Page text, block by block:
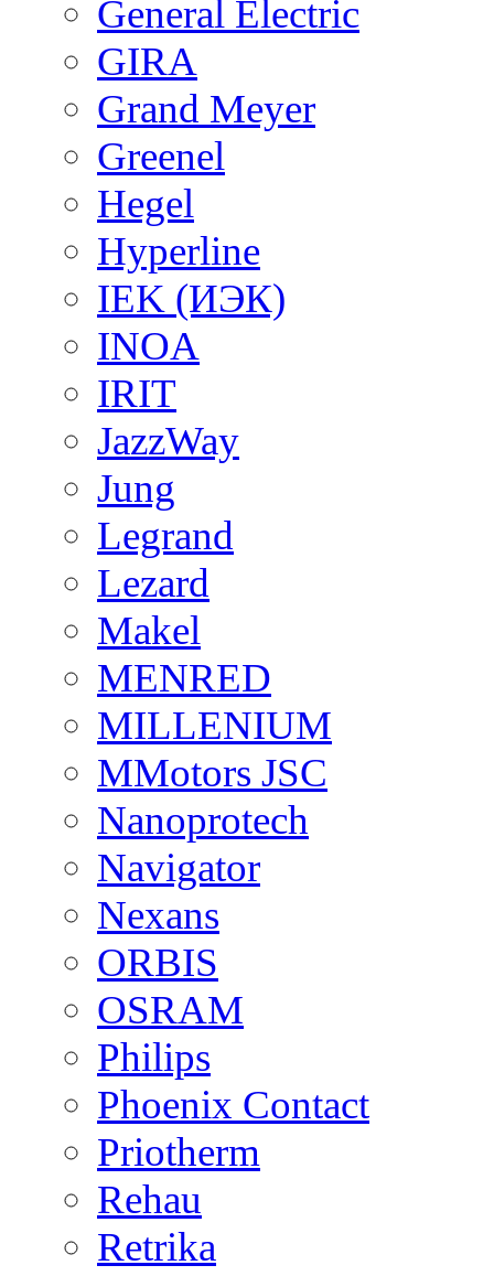
General Electric
GIRA
Grand Meyer
Greenel
Hegel
Hyperline
IEK (ИЭК)
INOA
IRIT
JazzWay
Jung
Legrand
Lezard
Makel
MENRED
MILLENIUM
MMotors JSC
Nanoprotech
Navigator
Nexans
ORBIS
OSRAM
Philips
Phoenix Contact
Priotherm
Rehau
Retrika